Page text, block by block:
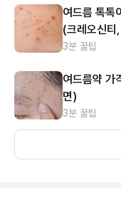
여드름 톡톡
(크레오신티
3분 꿀팁
여드름약 가
면)
3분 꿀팁